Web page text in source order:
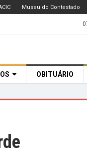
Museu do Contestado
OBITUÁRIO